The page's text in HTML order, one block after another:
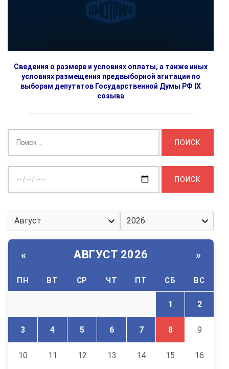
Сведения о размере и условиях оплаты, а также иных
условиях размещения предвыборной агитации по
выборам депутатов Государственной Думы РФ IX
созыва
дату:
« АВГУСТ 2026 »
ПН ВТ СР ЧТ ПТ СБ ВС
1 2
3 4 5 6 7 8 9
10 11 12 13 14 15 16